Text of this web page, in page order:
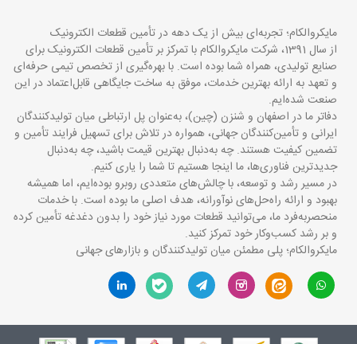
مایکروالکام؛ تجربه‌ای بیش از یک دهه در تأمین قطعات الکترونیک
از سال 1391، شرکت مایکروالکام با تمرکز بر تأمین قطعات الکترونیک برای
صنایع تولیدی، همراه شما بوده است. با بهره‌گیری از تخصص تیمی حرفه‌ای
و تعهد به ارائه بهترین خدمات، موفق به ساخت جایگاهی قابل‌اعتماد در این
صنعت شده‌ایم.
دفاتر ما در اصفهان و شنزن (چین)، به‌عنوان پل ارتباطی میان تولیدکنندگان
ایرانی و تأمین‌کنندگان جهانی، همواره در تلاش برای تسهیل فرایند تأمین و
تضمین کیفیت هستند. چه به‌دنبال بهترین قیمت باشید، چه به‌دنبال
جدیدترین فناوری‌ها، ما اینجا هستیم تا شما را یاری کنیم.
در مسیر رشد و توسعه، با چالش‌های متعددی روبرو بوده‌ایم، اما همیشه
بهبود و ارائه راه‌حل‌های نوآورانه، هدف اصلی ما بوده است. با خدمات
منحصربه‌فرد ما، می‌توانید قطعات مورد نیاز خود را بدون دغدغه تأمین کرده
و بر رشد کسب‌وکار خود تمرکز کنید.
مایکروالکام؛ پلی مطمئن میان تولیدکنندگان و بازارهای جهانی